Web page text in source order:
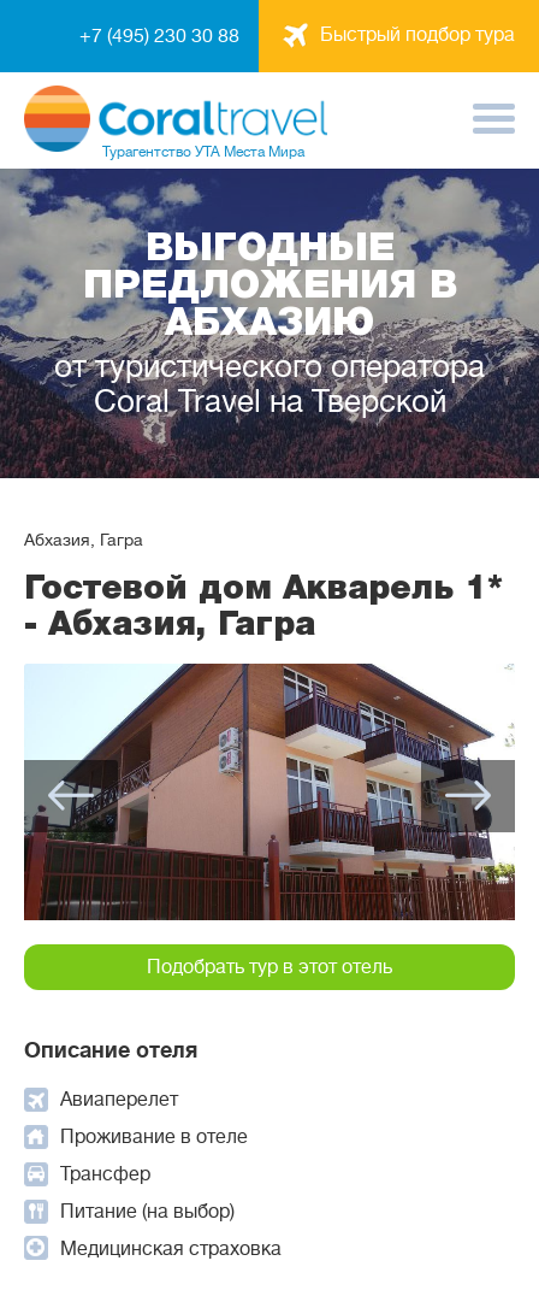
Быстрый подбор тура
+7 (495) 230 30 88
Турагентство УТА Места Мира
ВЫГОДНЫЕ
ПРЕДЛОЖЕНИЯ В
АБХАЗИЮ
от туристического оператора
Coral Travel на Тверской
Абхазия, Гагра
Гостевой дом Акварель 1*
- Абхазия, Гагра
Описание отеля
Авиаперелет
Проживание в отеле
Трансфер
Питание (на выбор)
Медицинская страховка
Подобрать тур в этот отель